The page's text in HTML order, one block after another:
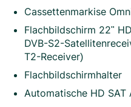
Cassettenmarkise
Flachbildschirm 22"
DVB-S2-
T2-Receiver)
Flachbildschirmhalter
Automatische HD SAT